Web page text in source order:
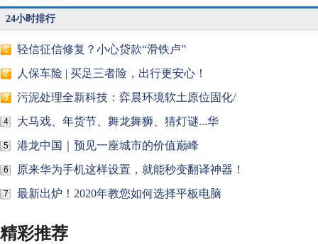
24小时排行
1 轻信征信修复？小心贷款“滑铁卢”
2 人保车险 | 买足三者险，出行更安心！
3 污泥处理全新科技：弈晨环境软土原位固化/
4 大马戏、年货节、舞龙舞狮、猜灯谜...华
5 港龙中国｜预见一座城市的价值巅峰
6 原来华为手机这样设置，就能秒变翻译神器！
7 最新出炉！2020年教您如何选择平板电脑
精彩推荐